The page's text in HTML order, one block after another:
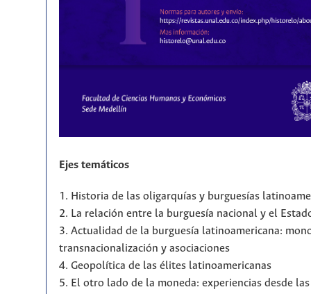
Ejes temáticos
1. Historia de las oligarquías y burguesías
2. La relación entre la burguesía nacional y el
3. Actualidad de la burguesía latinoamericana:
transnacionalización y asociaciones
4. Geopolítica de las élites latinoamericanas
5. El otro lado de la moneda: experiencias desde